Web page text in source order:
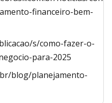
financeiro-bem-
s/como-fazer-o-
para-2025
blog/planejamento-